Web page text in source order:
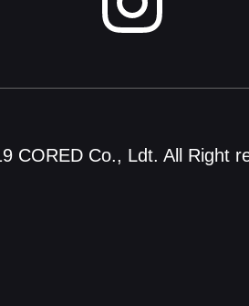
CORED Co., Ldt. All Right